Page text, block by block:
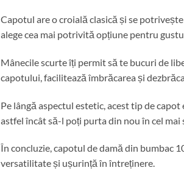
Capotul are o croială clasică și se
alege cea mai potrivită opțiune pentru
Mânecile scurte îți permit să te bucuri de
capotului, facilitează îmbrăcarea și
Pe lângă aspectul estetic, acest tip de
astfel încât să-l poți purta din nou în cel mai
În concluzie, capotul de damă din bumbac
versatilitate și ușurință în întreținere.